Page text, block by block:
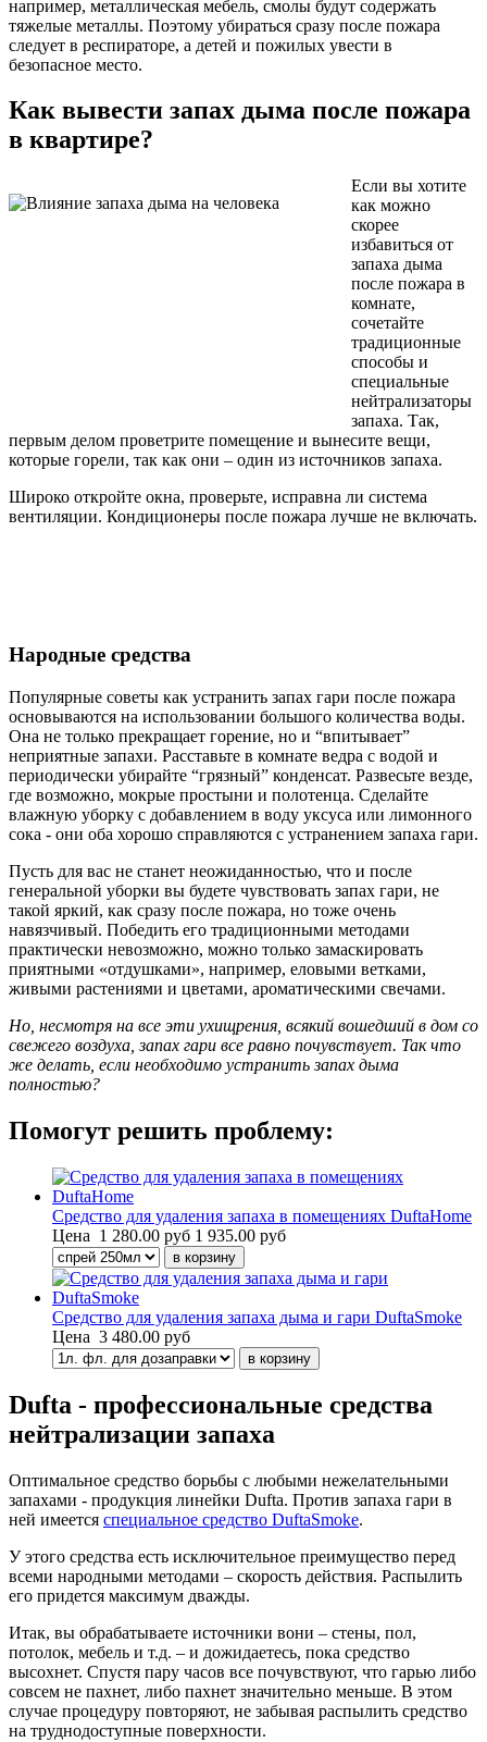
например, металлическая мебель, смолы будут содержать
тяжелые металлы. Поэтому убираться сразу после пожара
следует в респираторе, а детей и пожилых увести в
безопасное место.
Как вывести запах дыма после пожара
в квартире?
Если вы хотите
как можно
скорее
избавиться от
запаха дыма
после пожара в
комнате,
сочетайте
традиционные
способы и
специальные
нейтрализаторы
запаха. Так,
первым делом проветрите помещение и вынесите вещи,
которые горели, так как они – один из источников запаха.
Широко откройте окна, проверьте, исправна ли система
вентиляции. Кондиционеры после пожара лучше не включать.
Народные средства
Популярные советы как устранить запах гари после пожара
основываются на использовании большого количества воды.
Она не только прекращает горение, но и “впитывает”
неприятные запахи. Расставьте в комнате ведра с водой и
периодически убирайте “грязный” конденсат. Развесьте везде,
где возможно, мокрые простыни и полотенца. Сделайте
влажную уборку с добавлением в воду уксуса или лимонного
сока - они оба хорошо справляются с устранением запаха гари.
Пусть для вас не станет неожиданностью, что и после
генеральной уборки вы будете чувствовать запах гари, не
такой яркий, как сразу после пожара, но тоже очень
навязчивый. Победить его традиционными методами
практически невозможно, можно только замаскировать
приятными «отдушками», например, еловыми ветками,
живыми растениями и цветами, ароматическими свечами.
Но, несмотря на все эти ухищрения, всякий вошедший в дом со
свежего воздуха, запах гари все равно почувствует. Так что
же делать, если необходимо устранить запах дыма
полностью?
Помогут решить проблему:
Средство для удаления запаха в помещениях DuftaHome
Цена 1 280.00 руб 1 935.00 руб
Средство для удаления запаха дыма и гари DuftaSmoke
Цена 3 480.00 руб
Dufta - профессиональные средства
нейтрализации запаха
Оптимальное средство борьбы с любыми нежелательными
запахами - продукция линейки Dufta. Против запаха гари в
ней имеется специальное средство DuftaSmoke.
У этого средства есть исключительное преимущество перед
всеми народными методами – скорость действия. Распылить
его придется максимум дважды.
Итак, вы обрабатываете источники вони – стены, пол,
потолок, мебель и т.д. – и дожидаетесь, пока средство
высохнет. Спустя пару часов все почувствуют, что гарью либо
совсем не пахнет, либо пахнет значительно меньше. В этом
случае процедуру повторяют, не забывая распылить средство
на труднодоступные поверхности.